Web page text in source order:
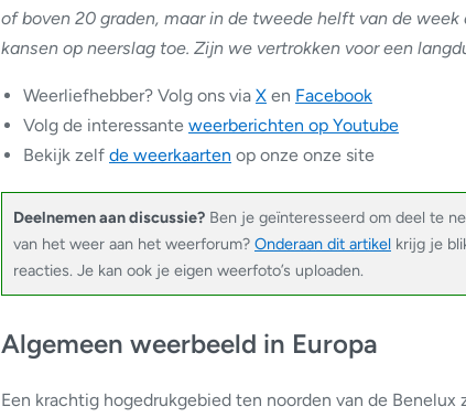
of boven 20 graden, maar in de tweede helft van de
kansen op neerslag toe. Zijn we vertrokken voor een
Weerliefhebber? Volg ons via X en Facebook
Volg de interessante weerberichten op Youtube
Bekijk zelf de weerkaarten op onze onze site
Deelnemen aan discussie? Ben je geïnteresseerd om deel te
van het weer aan het weerforum? Onderaan dit artikel krijg je
reacties. Je kan ook je eigen weerfoto’s uploaden.
Algemeen weerbeeld in Europa
Een krachtig hogedrukgebied ten noorden van de Benelux